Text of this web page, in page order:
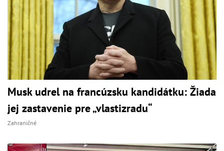
Musk udrel na francúzsku kandidátku: Žiada
jej zastavenie pre „vlastizradu“
Zahraničné